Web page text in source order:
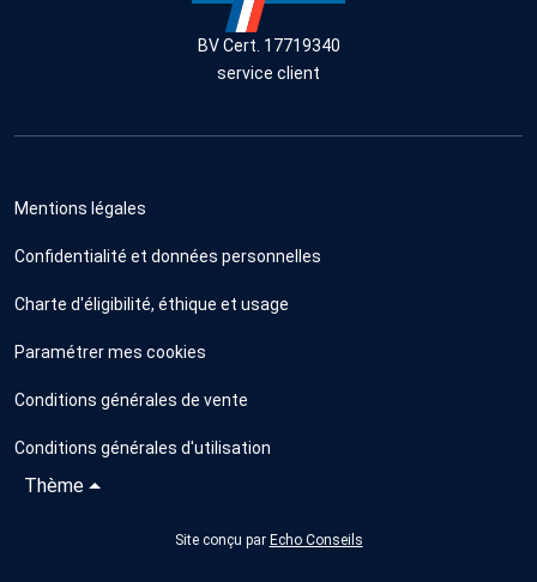
BV Cert. 17719340
service client
Mentions légales
Confidentialité et données personnelles
Charte d'éligibilité, éthique et usage
Paramétrer mes cookies
Conditions générales de vente
Conditions générales d'utilisation
Thème
Site conçu par Echo Conseils